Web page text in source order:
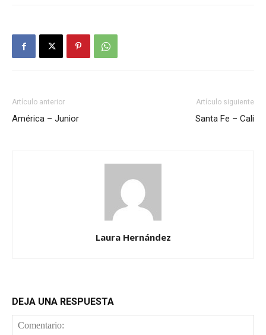
Artículo anterior
América – Junior
Artículo siguiente
Santa Fe – Cali
Laura Hernández
DEJA UNA RESPUESTA